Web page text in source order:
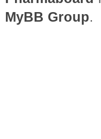
MyBB Group.